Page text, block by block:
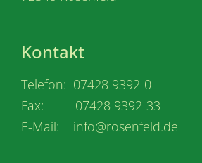
Kontakt
Telefon: 07428 9392-0
Fax: 07428 9392-33
E-Mail: info@rosenfeld.de